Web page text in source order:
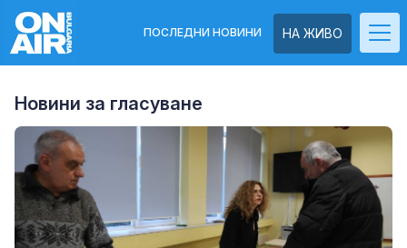
НА ЖИВО
ПОСЛЕДНИ НОВИНИ
Новини за гласуване